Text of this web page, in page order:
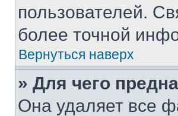
пользователей.
более точной
Вернуться наверх
» Для чего
Она удаляет все